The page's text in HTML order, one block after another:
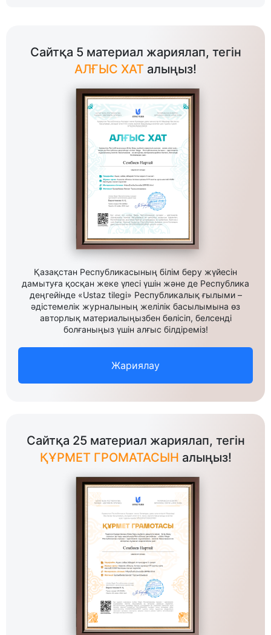
Сайтқа 5 материал жариялап, тегін
АЛҒЫС ХАТ алыңыз!
Қазақстан Республикасының білім беру жүйесін
дамытуға қосқан жеке үлесі үшін және де Республика
деңгейінде «Ustaz tilegi» Республикалық ғылыми –
әдістемелік журналының желілік басылымына өз
авторлық материалыңызбен бөлісіп, белсенді
болғаныңыз үшін алғыс білдіреміз!
Жариялау
Сайтқа 25 материал жариялап, тегін
ҚҰРМЕТ ГРОМАТАСЫН алыңыз!